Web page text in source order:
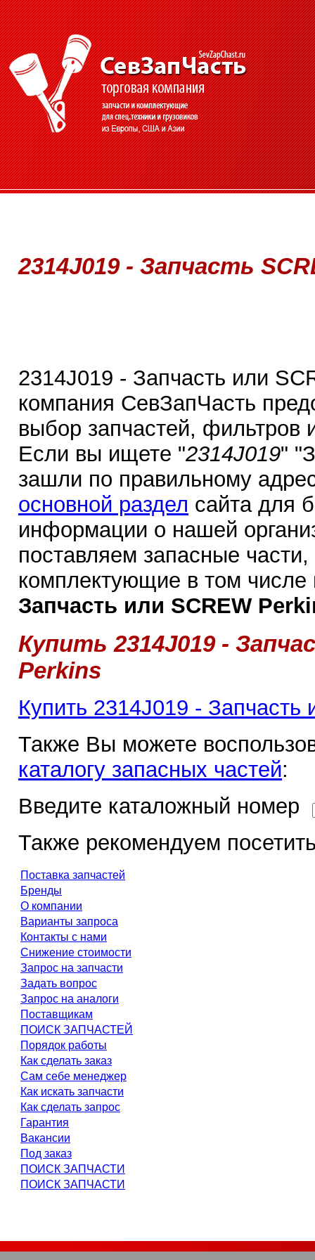
2314J019 - Запчасть
2314J019 - Запчасть или
компания СевЗапЧасть
выбор запчастей, фильтров
Если вы ищете "2314J019"
зашли по правильному
основной раздел сайта для
информации о нашей
поставляем запасные
комплектующие в том
Запчасть или SCREW
Купить 2314J019 -
Perkins
Купить 2314J019 - Запчасть
Также Вы можете
каталогу запасных частей:
Введите каталожный номер
Также рекомендуем
Поставка запчастей
Бренды
О компании
Варианты запроса
Контакты с нами
Снижение стоимости
Запрос на запчасти
Задать вопрос
Запрос на аналоги
Поставщикам
ПОИСК ЗАПЧАСТЕЙ
Порядок работы
Как сделать заказ
Сам себе менеджер
Как искать запчасти
Как сделать запрос
Гарантия
Вакансии
Под заказ
ПОИСК ЗАПЧАСТИ
ПОИСК ЗАПЧАСТИ